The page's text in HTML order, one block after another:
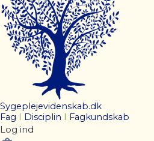
Sygeplejevidenskab.dk
Fag
Disciplin
Fagkundskab
Log ind